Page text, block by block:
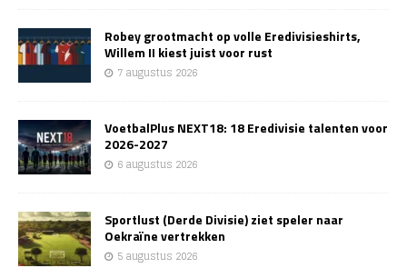
Robey grootmacht op volle Eredivisieshirts,
Willem II kiest juist voor rust
7 augustus 2026
VoetbalPlus NEXT18: 18 Eredivisie talenten voor
2026-2027
6 augustus 2026
Sportlust (Derde Divisie) ziet speler naar
Oekraïne vertrekken
5 augustus 2026